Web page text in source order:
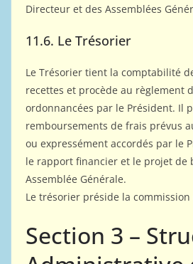
Directeur et des Assemblées
11.6. Le Trésorier
Le Trésorier tient la comptabilité de
recettes et procède au règlement
ordonnancées par le Président. Il
remboursements de frais prévus
ou expressément accordés par le
le rapport financier et le projet de
Assemblée Générale.
Le trésorier préside la commission
Section 3 –